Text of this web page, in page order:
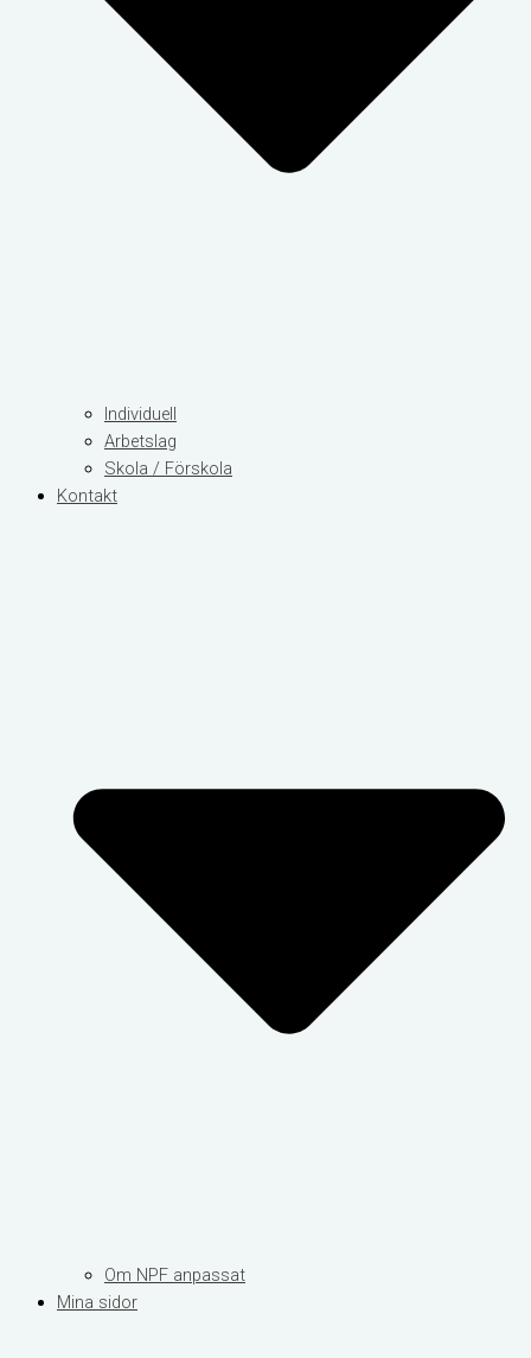
Individuell
Arbetslag
Skola / Förskola
Kontakt
Om NPF anpassat
Mina sidor